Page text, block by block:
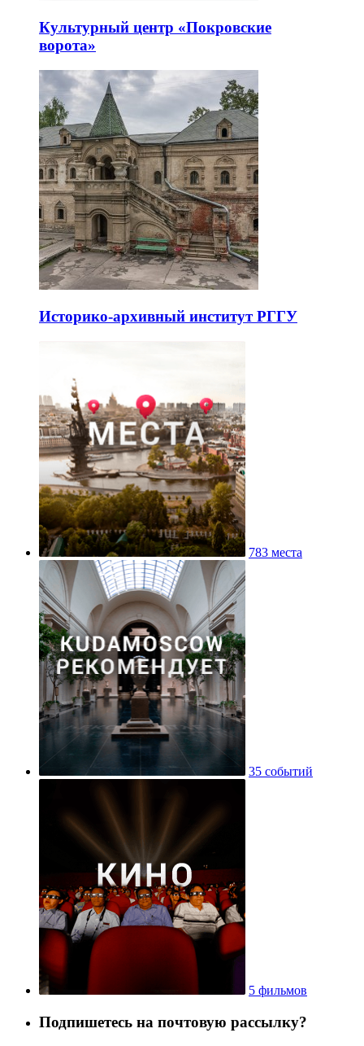
Культурный центр «Покровские
ворота»
Историко-архивный институт РГГУ
783 места
35 событий
5 фильмов
Подпишетесь на почтовую рассылку?